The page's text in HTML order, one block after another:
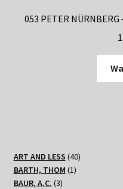
053 PETER
ART AND LESS 4040
BARTH, THOM 11
BAUR, A.C. 33